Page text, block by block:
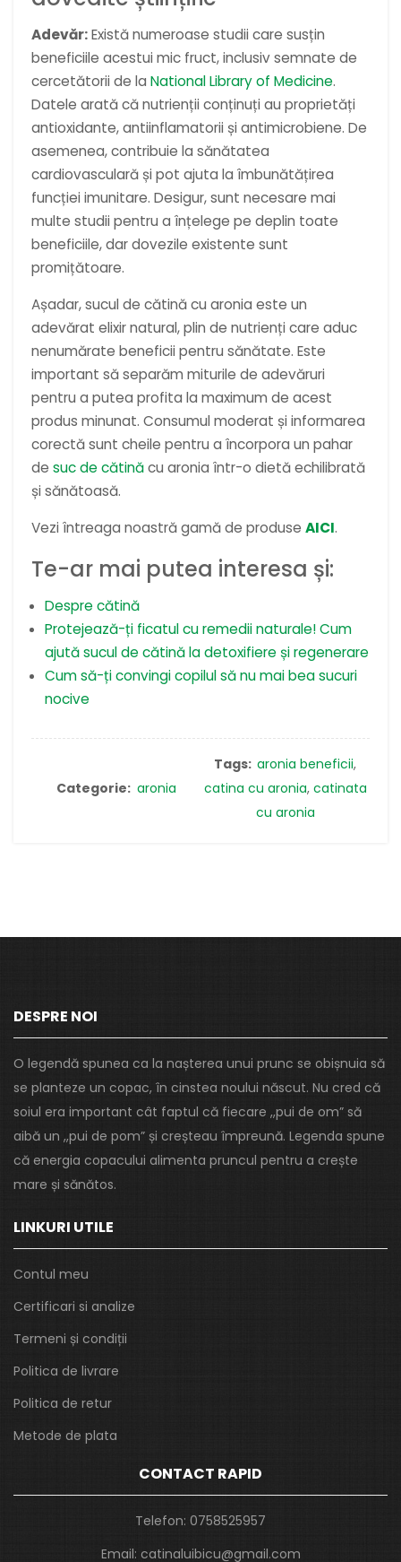
Adevăr:Există numeroase studii care susțin
beneficiile acestui mic fruct, inclusiv semnate de
cercetătorii de la National Library of Medicine.
Datele arată că nutrienții conținuți au proprietăți
antioxidante, antiinflamatorii și antimicrobiene. De
asemenea, contribuie la sănătatea
cardiovasculară și pot ajuta la îmbunătățirea
funcției imunitare. Desigur, sunt necesare mai
multe studii pentru a înțelege pe deplin toate
beneficiile, dar dovezile existente sunt
promițătoare.
Așadar, sucul de cătină cu aronia este un
adevărat elixir natural, plin de nutrienți care aduc
nenumărate beneficii pentru sănătate. Este
important să separăm miturile de adevăruri
pentru a putea profita la maximum de acest
produs minunat. Consumul moderat și informarea
corectă sunt cheile pentru a încorpora un pahar
de suc de cătinăcu aronia într-o dietă echilibrată
și sănătoasă.
Vezi întreaga noastră gamă de produse AICI.
Te-ar mai putea interesa și:
Despre cătină
Protejează-ți ficatul cu remedii naturale! Cum
ajută sucul de cătină la detoxifiere și regenerare
Cum să-ți convingi copilul să nu mai bea sucuri
nocive
Categorie: aronia
Tags: aronia beneficii,
catina cu aronia, catinata
cu aronia
DESPRE NOI
O legendă spunea ca la nașterea unui prunc se obișnuia să
se planteze un copac, în cinstea noului născut. Nu cred că
soiul era important cât faptul că fiecare ,,pui de om” să
aibă un ,,pui de pom” și creșteau împreună. Legenda spune
că energia copacului alimenta pruncul pentru a crește
mare și sănătos.
LINKURI UTILE
Contul meu
Certificari si analize
Termeni și condiții
Politica de livrare
Politica de retur
Metode de plata
CONTACT RAPID
Telefon: 0758525957
Email: catinaluibicu@gmail.com